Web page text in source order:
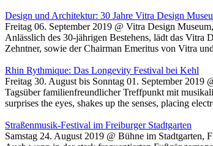
Design und Architektur: 30 Jahre Vitra Design
Freitag 06. September 2019 @ Vitra Design
Anlässlich des 30-jährigen Bestehens, lädt das
Zehntner, sowie der Chairman Emeritus von Vitra
Rhin Rythmique: Das Longevity Festival bei Kehl
Freitag 30. August bis Sonntag 01. September 2019
Tagsüber familienfreundlicher Treffpunkt mit
surprises the eyes, shakes up the senses, placing
Straßenmusik-Festival im Freiburger Stadtgarten
Samstag 24. August 2019 @ Bühne im Stadtgarten,